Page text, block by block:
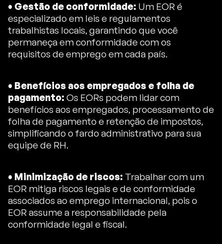
• Gestão de conformidade: Um EOR é
especializado em leis e regulamentos
trabalhistas locais, garantindo que você
permaneça em conformidade com os
requisitos de emprego em cada país.
• Benefícios aos empregados e folha de
pagamento: Os EORs podem lidar com
benefícios aos empregados, processamento de
folha de pagamento e retenção de impostos,
simplificando o fardo administrativo para sua
equipe de RH.
• Minimização de riscos: Trabalhar com um
EOR mitiga riscos legais e de conformidade
associados ao emprego internacional, pois o
EOR assume a responsabilidade pela
conformidade legal e fiscal.